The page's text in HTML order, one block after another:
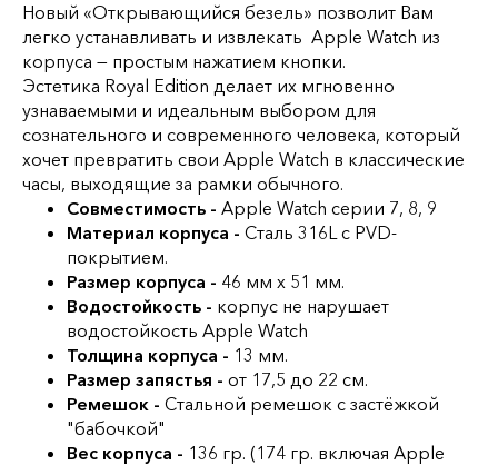
Новый «Открывающийся безель» позволит Вам
легко устанавливать и извлекать Apple Watch из
корпуса — простым нажатием кнопки.
Эстетика Royal Edition делает их мгновенно
узнаваемыми и идеальным выбором для
сознательного и современного человека, который
хочет превратить свои Apple Watch в классические
часы, выходящие за рамки обычного.
Совместимость - Apple Watch серии 7, 8, 9
Материал корпуса - Сталь 316L c PVD-
покрытием.
Размер корпуса - 46 мм х 51 мм.
Водостойкость - корпус не нарушает
водостойкость Apple Watch
Толщина корпуса - 13 мм.
Размер запястья - от 17,5 до 22 см.
Ремешок - Стальной ремешок с застёжкой
"бабочкой"
Вес корпуса - 136 гр. (174 гр. включая Apple